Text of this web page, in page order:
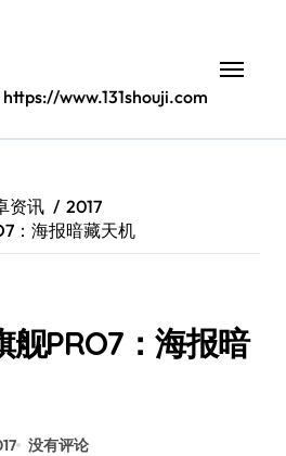
www.131shouji.com
资讯
2017
：海报暗藏天机
舰PRO7：海报暗
没有评论